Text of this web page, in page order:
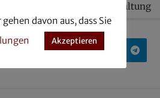
Teile diese Veranstaltung
davon aus, dass Sie
Akzeptieren